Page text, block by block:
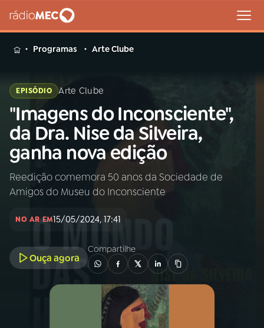
MENU
Buscar
na
Rádio
MEC
Buscar
Início AO VIVO
INÍCIO
A RÁDIO
PROGRAMAÇÃO
Programas Arte Clube
EPISÓDIO Arte Clube
"Imagens do Inconsciente",
da Dra. Nise da Silveira,
ganha nova edição
Reedição comemora 50 anos da Sociedade de
Amigos do Museu do Inconsciente
NO AR EM15/05/2024, 17:41
Ouça agora
Compartilhe